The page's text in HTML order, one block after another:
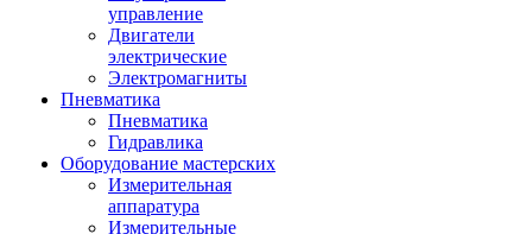
управление
Двигатели
электрические
Электромагниты
Пневматика
Пневматика
Гидравлика
Оборудование мастерских
Измерительная
аппаратура
Измерительные